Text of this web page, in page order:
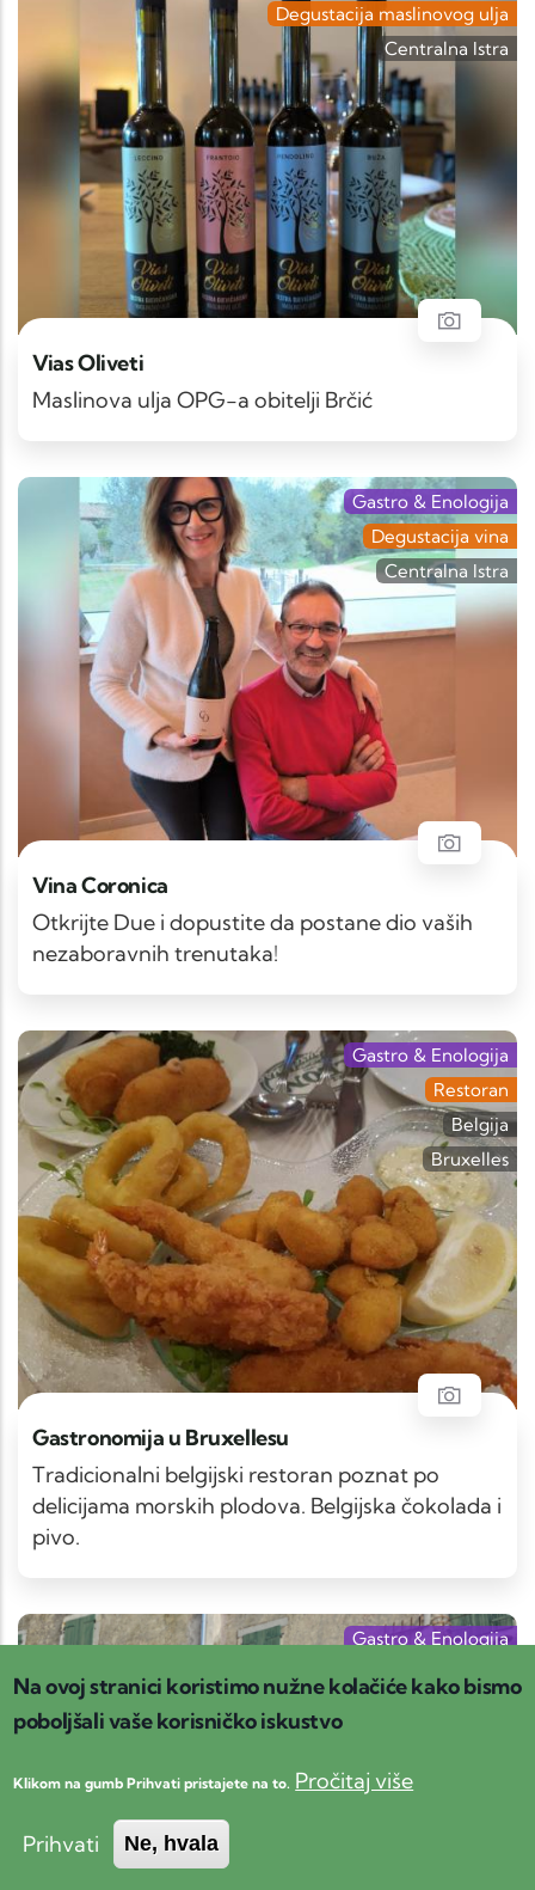
Vias Oliveti
Maslinova ulja OPG-a obitelji Brčić
Degustacija maslinovog ulja
Centralna Istra
Vina Coronica
Otkrijte Due i dopustite da postane dio vaših
nezaboravnih trenutaka!
Gastro & Enologija
Degustacija vina
Centralna Istra
Gastronomija u Bruxellesu
Tradicionalni belgijski restoran poznat po
delicijama morskih plodova. Belgijska čokolada i
pivo.
Gastro & Enologija
Restoran
Belgija
Bruxelles
Gastro & Enologija
Muzej
Na ovoj stranici koristimo nužne kolačiće kako bismo
poboljšali vaše korisničko iskustvo
Klikom na gumb Prihvati pristajete na to. Pročitaj više
Prihvati Ne, hvala